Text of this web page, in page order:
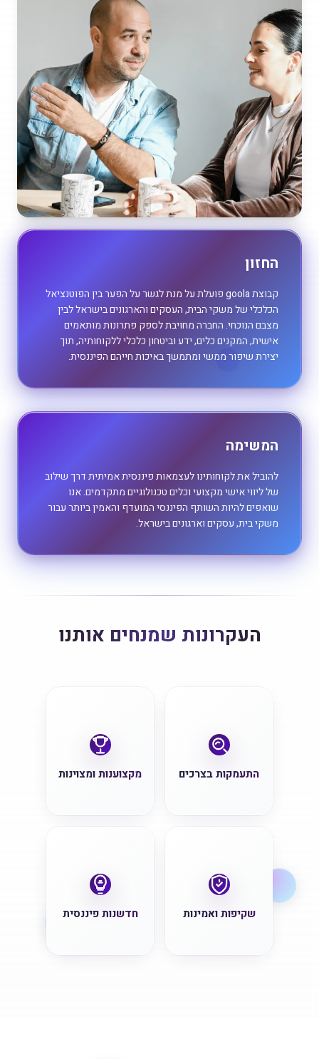
החזון
קבוצת goola פועלת על מנת לגשר על הפער בין הפוטנציאל
הכלכלי של משקי הבית, העסקים והארגונים בישראל לבין
מצבם הנוכחי. החברה מחויבת לספק פתרונות מותאמים
אישית, המקנים כלים, ידע וביטחון כלכלי ללקוחותיה, תוך
יצירת שיפור ממשי ומתמשך באיכות חייהם הפיננסית.
המשימה
להוביל את לקוחותינו לעצמאות פיננסית אמיתית דרך שילוב
של ליווי אישי מקצועי וכלים טכנולוגיים מתקדמים. אנו
שואפים להיות השותף הפיננסי המועדף והאמין ביותר עבור
משקי בית, עסקים וארגונים בישראל.
העקרונות שמנחים אותנו
התעמקות בצרכים מקצוענות ומצוינות
שקיפות ואמינות חדשנות פיננסית